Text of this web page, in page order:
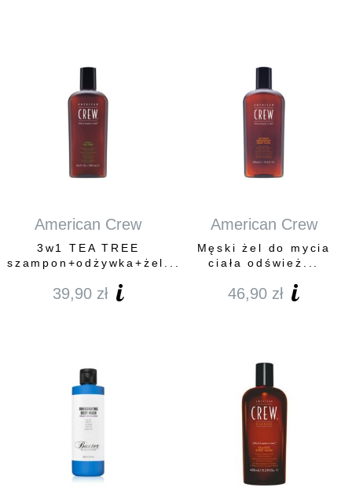
American Crew
3w1 TEA TREE
szampon+odżywka+żel...
39,90 zł
American Crew
Męski żel do mycia
ciała odśwież...
46,90 zł